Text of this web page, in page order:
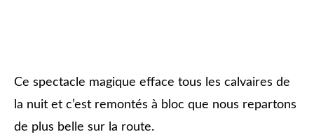
Ce spectacle magique efface tous les calvaires de
la nuit et c’est remontés à bloc que nous repartons
de plus belle sur la route.